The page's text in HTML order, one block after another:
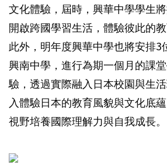
文化體驗，屆時，興華中學學生
開啟跨國學習生活，體驗彼此的
此外，明年度興華中學也將安排3
興南中學，進行為期一個月的課
驗，透過實際融入日本校園與生
入體驗日本的教育風貌與文化底
視野培養國際理解力與自我成長。